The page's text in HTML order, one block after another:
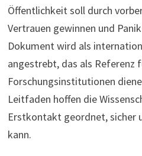
Öffentlichkeit soll durch
Vertrauen gewinnen und
Dokument wird als
angestrebt, das als Referenz
Forschungsinstitutionen
Leitfaden hoffen die
Erstkontakt geordnet, sicher
kann.